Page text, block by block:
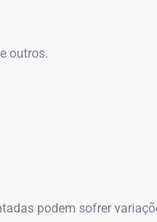
outros.
podem sofrer